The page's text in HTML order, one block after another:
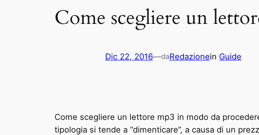
Come scegliere un
Dic 22, 2016—daRedazionein Guide
Come scegliere un lettore mp3 in modo da
tipologia si tende a “dimenticare”, a causa di un